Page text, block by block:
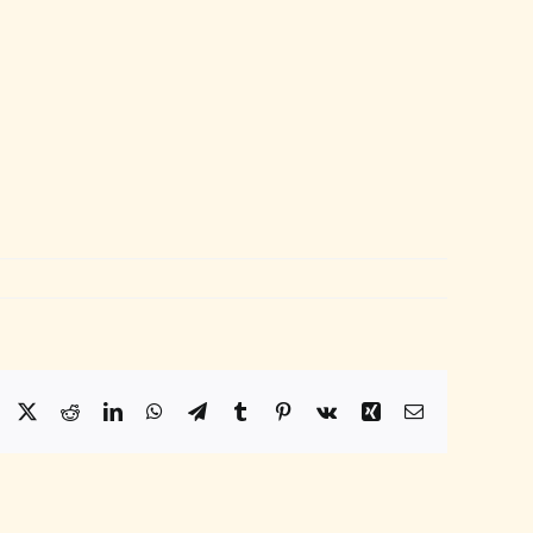
Facebook
X RedditLinkedInWhatsApp
TelegramTumblr Pinterest
Vk Xing Email